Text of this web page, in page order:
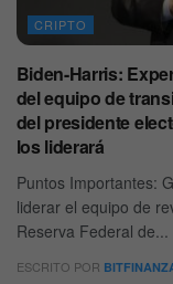
CRIPTO
Biden-Harris:
del equipo de
del presidente
los liderará
Puntos Importantes:
liderar el equipo de
Reserva Federal de...
ESCRITO POR